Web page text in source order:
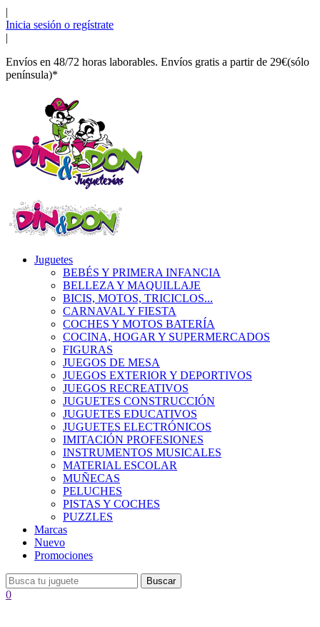
|
Inicia sesión o regístrate
|
Envíos en 48/72 horas laborables. Envíos gratis a partir de 29€(sólo
península)*
Juguetes
BEBÉS Y PRIMERA INFANCIA
BELLEZA Y MAQUILLAJE
BICIS, MOTOS, TRICICLOS...
CARNAVAL Y FIESTA
COCHES Y MOTOS BATERÍA
COCINA, HOGAR Y SUPERMERCADOS
FIGURAS
JUEGOS DE MESA
JUEGOS EXTERIOR Y DEPORTIVOS
JUEGOS RECREATIVOS
JUGUETES CONSTRUCCIÓN
JUGUETES EDUCATIVOS
JUGUETES ELECTRÓNICOS
IMITACIÓN PROFESIONES
INSTRUMENTOS MUSICALES
MATERIAL ESCOLAR
MUÑECAS
PELUCHES
PISTAS Y COCHES
PUZZLES
Marcas
Nuevo
Promociones
Buscar
0